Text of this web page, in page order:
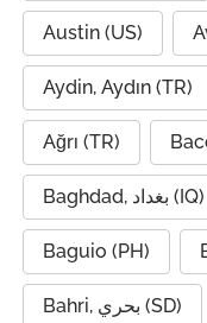
Austin (US)
Aydin, Aydın (TR)
Ağrı (TR)
Baghdad, بغداد (IQ)
Baguio (PH)
Bahri, بحري (SD)